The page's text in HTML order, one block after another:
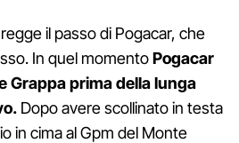
il passo di Pogacar, che
In quel momentoPogacar
Grappa prima della lunga
Dopo avere scollinato in testa
in cima al Gpm del Monte